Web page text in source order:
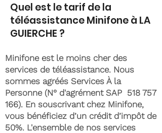
Quel est le tarif de la
téléassistance Minifone à LA
GUIERCHE ?
Minifone est le moins cher des
services de téléassistance. Nous
sommes agréés Services À la
Personne (N° d'agrément SAP 518 757
166). En souscrivant chez Minifone,
vous bénéficiez d’un crédit d’impôt de
50%. L'ensemble de nos services